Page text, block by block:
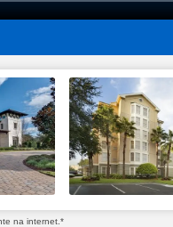
na internet.*